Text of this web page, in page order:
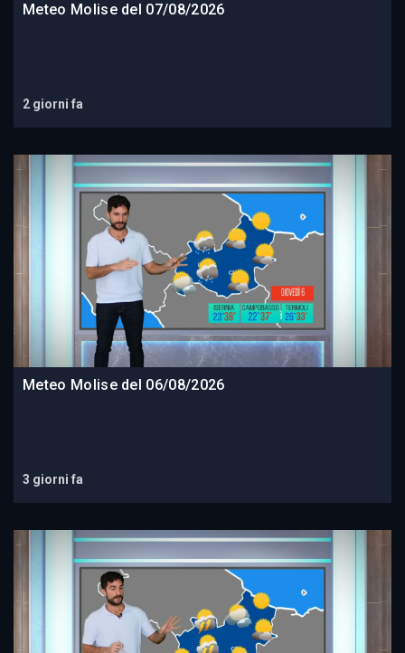
Meteo Molise del 07/08/2026
2 giorni fa
Meteo Molise del 06/08/2026
3 giorni fa